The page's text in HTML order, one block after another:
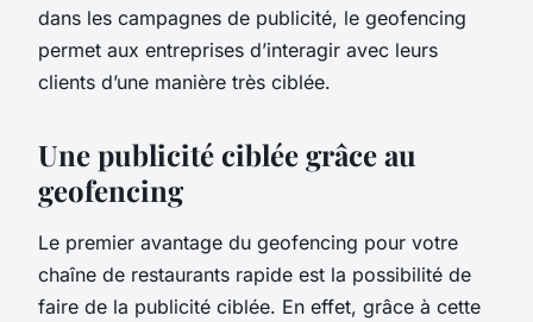
dans les campagnes de publicité, le geofencing
permet aux entreprises d’interagir avec leurs
clients d’une manière très ciblée.
Une publicité ciblée grâce au
geofencing
Le premier avantage du geofencing pour votre
chaîne de restaurants rapide est la possibilité de
faire de la publicité ciblée. En effet, grâce à cette